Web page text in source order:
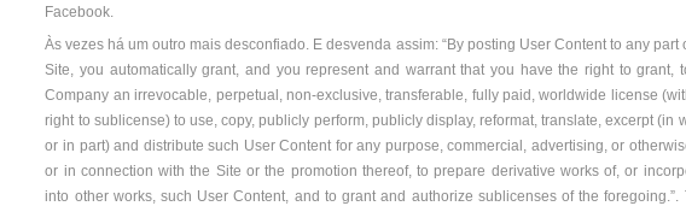
Facebook.
Às vezes há um outro mais desconfiado. E desvenda assim: “By posting User Content to any part
Site, you automatically grant, and you represent and warrant that you have the right to grant,
Company an irrevocable, perpetual, non-exclusive, transferable, fully paid, worldwide license
right to sublicense) to use, copy, publicly perform, publicly display, reformat, translate, excerpt (in
or in part) and distribute such User Content for any purpose, commercial, advertising, or
or in connection with the Site or the promotion thereof, to prepare derivative works of, or
into other works, such User Content, and to grant and authorize sublicenses of the foregoing.”.